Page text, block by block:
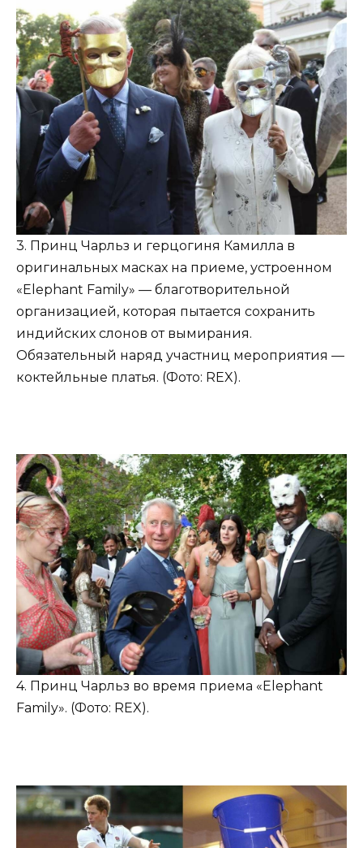
3. Принц Чарльз и герцогиня Камилла в
оригинальных масках на приеме, устроенном
«Elephant Family» — благотворительной
организацией, которая пытается сохранить
индийских слонов от вымирания.
Обязательный наряд участниц мероприятия —
коктейльные платья. (Фото: REX).
4. Принц Чарльз во время приема «Elephant
Family». (Фото: REX).